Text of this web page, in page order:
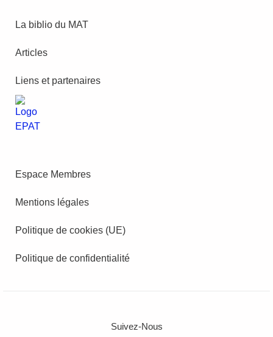
La biblio du MAT
Articles
Liens et partenaires
Espace Membres
Mentions légales
Politique de cookies (UE)
Politique de confidentialité
Suivez-Nous